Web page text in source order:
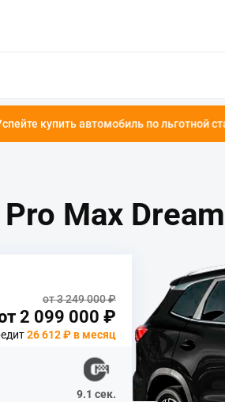
по льготной ставке от 4.9%!
Pro Max
от 3 249 000 ₽
2 099 000 ₽
26 612 ₽ в месяц
9.1 сек.